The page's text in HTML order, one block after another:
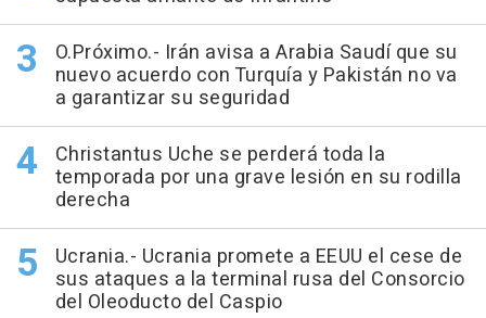
O.Próximo.- Irán avisa a Arabia Saudí que su
nuevo acuerdo con Turquía y Pakistán no va
a garantizar su seguridad
Christantus Uche se perderá toda la
temporada por una grave lesión en su rodilla
derecha
Ucrania.- Ucrania promete a EEUU el cese de
sus ataques a la terminal rusa del Consorcio
del Oleoducto del Caspio